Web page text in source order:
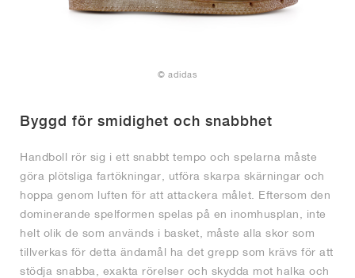
© adidas
Byggd för smidighet och snabbhet
Handboll rör sig i ett snabbt tempo och spelarna måste
göra plötsliga fartökningar, utföra skarpa skärningar och
hoppa genom luften för att attackera målet. Eftersom den
dominerande spelformen spelas på en inomhusplan, inte
helt olik de som används i basket, måste alla skor som
tillverkas för detta ändamål ha det grepp som krävs för att
stödja snabba, exakta rörelser och skydda mot halka och